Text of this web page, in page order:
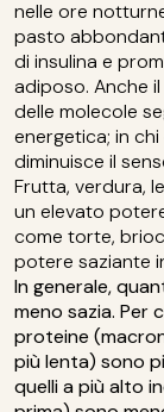
nelle ore
pasto
di insulina e
adiposo. Anche
delle molecole
energetica; in
diminuisce il
Frutta, verdura,
un elevato
come torte,
potere saziante
In generale,
meno sazia. Per
proteine
più lenta) sono
quelli a più alto